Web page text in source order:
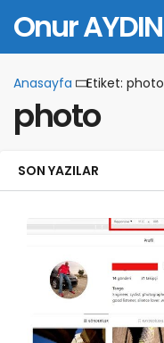
Onur AYDIN
Anasayfa Etiket: photo
photo
SON YAZILAR